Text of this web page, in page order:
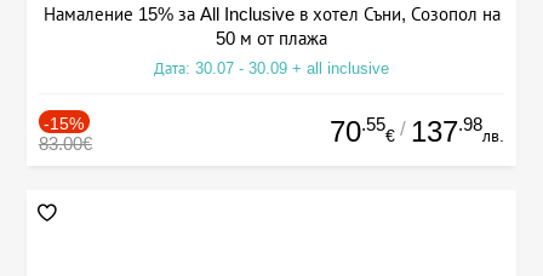
Намаление 15% за All Inclusive в хотел Съни, Созопол на
50 м от плажа
Дата: 30.07 - 30.09 + all inclusive
-15%
83.00€ 70.55
€ / 137.98
лв.